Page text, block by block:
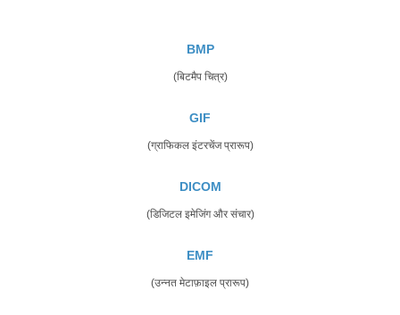
BMP
(बिटमैप चित्र)
GIF
(ग्राफिकल इंटरचेंज प्रारूप)
DICOM
(डिजिटल इमेजिंग और संचार)
EMF
(उन्नत मेटाफ़ाइल प्रारूप)